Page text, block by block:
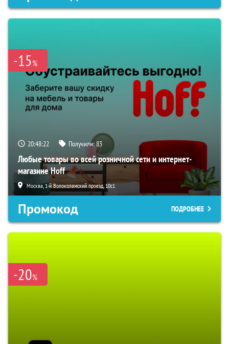
-15%
20:48:21 Получили:83
Любые товары во всей розничной сети и интернет-
магазине Hoff
Москва, 1-й Волоколамский проезд, 10с1
Промокод ПОДРОБНЕЕ
-20%